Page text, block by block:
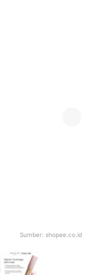
Sumber: shopee.co.id